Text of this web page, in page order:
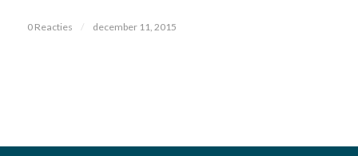
0 Reacties / december 11, 2015